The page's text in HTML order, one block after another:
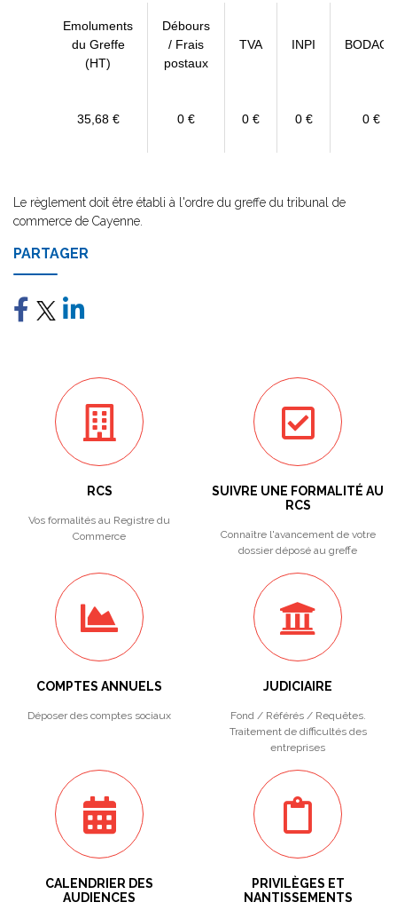
Emoluments
du Greffe
(HT)
Débours
/ Frais
postaux
TVA INPI BODACC
35,68 € 0 € 0 € 0 € 0 €
Le règlement doit être établi à l'ordre du greffe du tribunal de
commerce de Cayenne.
PARTAGER
RCS
Vos formalités au Registre du
Commerce
SUIVRE UNE FORMALITÉ AU
RCS
Connaître l'avancement de votre
dossier déposé au greffe
COMPTES ANNUELS
Déposer des comptes sociaux
JUDICIAIRE
Fond / Référés / Requêtes.
Traitement de difficultés des
entreprises
CALENDRIER DES
AUDIENCES
PRIVILÈGES ET
NANTISSEMENTS